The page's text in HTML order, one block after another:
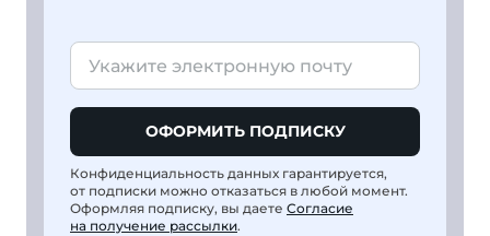
ОФОРМИТЬ ПОДПИСКУ
Конфиденциальность данных гарантируется,
от подписки можно отказаться в любой момент.
Оформляя подписку, вы даете Согласие
на получение рассылки.